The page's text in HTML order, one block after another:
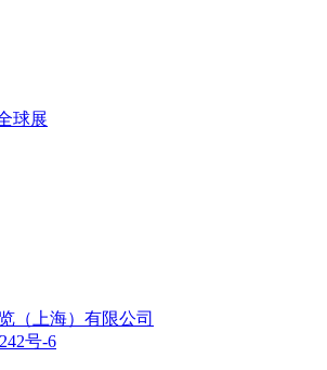
球展
（上海）有限公司
号-6